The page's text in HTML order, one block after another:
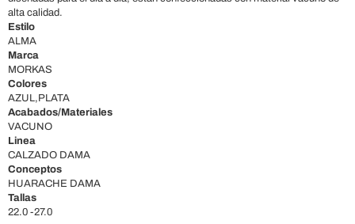
alta calidad.
Estilo
ALMA
Marca
MORKAS
Colores
AZUL,PLATA
Acabados/Materiales
VACUNO
Linea
CALZADO DAMA
Conceptos
HUARACHE DAMA
Tallas
22.0 -27.0